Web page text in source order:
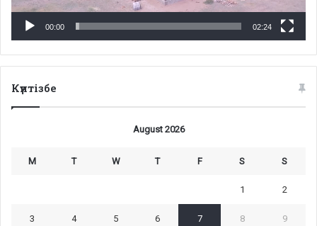
00:00 02:24
Күнтізбе
August 2026
M T W T F S S
1 2
3 4 5 6 7 8 9